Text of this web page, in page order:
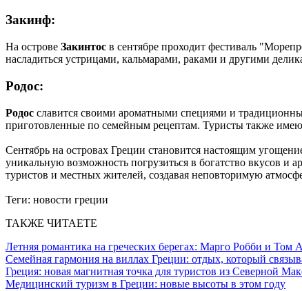
Закинф:
На острове Закинтос в сентябре проходит фестиваль
насладиться устрицами, кальмарами, раками и другими
Родос:
Родос славится своими ароматными специями и
приготовленные по семейным рецептам. Туристы также
Сентябрь на островах Греции становится настоящим
уникальную возможность погрузиться в богатство вкусов и
туристов и местных жителей, создавая неповторимую
Теги: новости греции
ТАКЖЕ ЧИТАЕТЕ
Летняя романтика на греческих берегах: Марго Робби и
Семейная гармония на виллах Греции: отдых, который
Греция: новая магнитная точка для туристов из Северной
Медицинский туризм в Греции: новые высоты в этом году